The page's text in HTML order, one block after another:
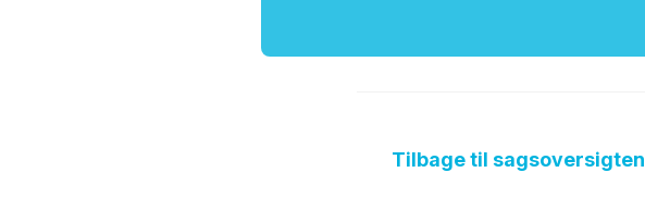
Tilbage til sagsoversigten